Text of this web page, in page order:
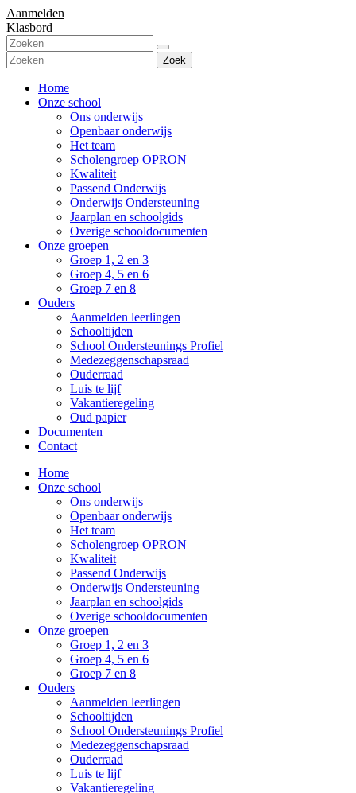
Aanmelden
Klasbord
Zoek
Home
Onze school
Ons onderwijs
Openbaar onderwijs
Het team
Scholengroep OPRON
Kwaliteit
Passend Onderwijs
Onderwijs Ondersteuning
Jaarplan en schoolgids
Overige schooldocumenten
Onze groepen
Groep 1, 2 en 3
Groep 4, 5 en 6
Groep 7 en 8
Ouders
Aanmelden leerlingen
Schooltijden
School Ondersteunings Profiel
Medezeggenschapsraad
Ouderraad
Luis te lijf
Vakantieregeling
Oud papier
Documenten
Contact
Home
Onze school
Ons onderwijs
Openbaar onderwijs
Het team
Scholengroep OPRON
Kwaliteit
Passend Onderwijs
Onderwijs Ondersteuning
Jaarplan en schoolgids
Overige schooldocumenten
Onze groepen
Groep 1, 2 en 3
Groep 4, 5 en 6
Groep 7 en 8
Ouders
Aanmelden leerlingen
Schooltijden
School Ondersteunings Profiel
Medezeggenschapsraad
Ouderraad
Luis te lijf
Vakantieregeling